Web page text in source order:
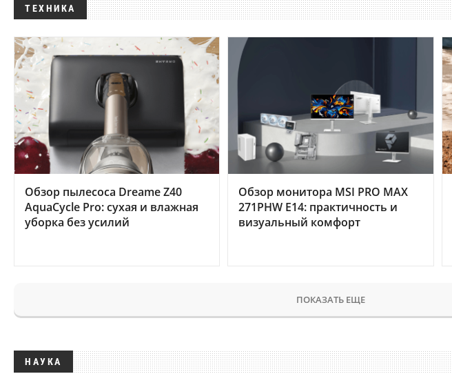
ТЕХНИКА
Обзор пылесоса Dreame Z40
AquaCycle Pro: сухая и влажная
уборка без усилий
Обзор монитора MSI PRO MAX
271PHW E14: практичность и
визуальный комфорт
ПОКАЗАТЬ ЕЩЕ
НАУКА